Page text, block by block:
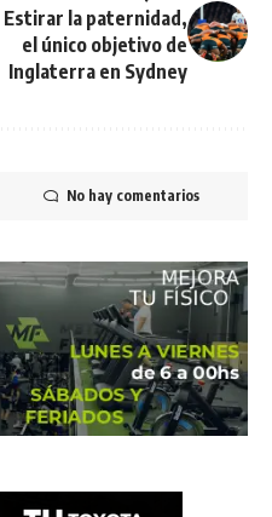
Estirar la paternidad,
el único objetivo de
Inglaterra en Sydney
No hay comentarios